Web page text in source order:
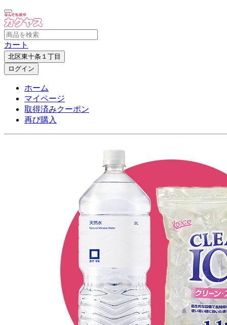
カート
北区東十条１丁目
ログイン
ホーム
マイページ
取得済みクーポン
再び購入